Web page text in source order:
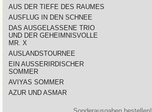
AUS DER TIEFE DES RAUMES
AUSFLUG IN DEN SCHNEE
DAS AUSGELASSENE TRIO
UND DER GEHEIMNISVOLLE
MR. X
AUSLANDSTOURNEE
EIN AUSSERIRDISCHER
SOMMER
AVIYAS SOMMER
AZUR UND ASMAR